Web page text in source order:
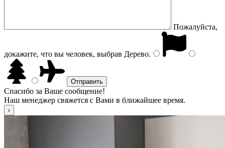
Пожалуйста,
докажите, что вы человек, выбрав Дерево.
Спасибо за Ваше сообщение!
Наш менеджер свяжется с Вами в ближайшее время.